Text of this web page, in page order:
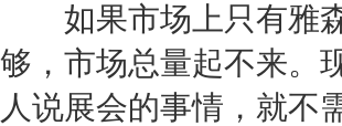
如果市场上只有雅森
够，市场总量起不来。
人说展会的事情，就不